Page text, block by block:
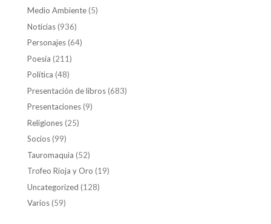
Medio Ambiente(5)
Noticias(936)
Personajes(64)
Poesía (211)
Política (48)
Presentación de libros(683)
Presentaciones(9)
Religiones(25)
Socios(99)
Tauromaquia (52)
Trofeo Rioja y Oro (19)
Uncategorized (128)
Varios(59)